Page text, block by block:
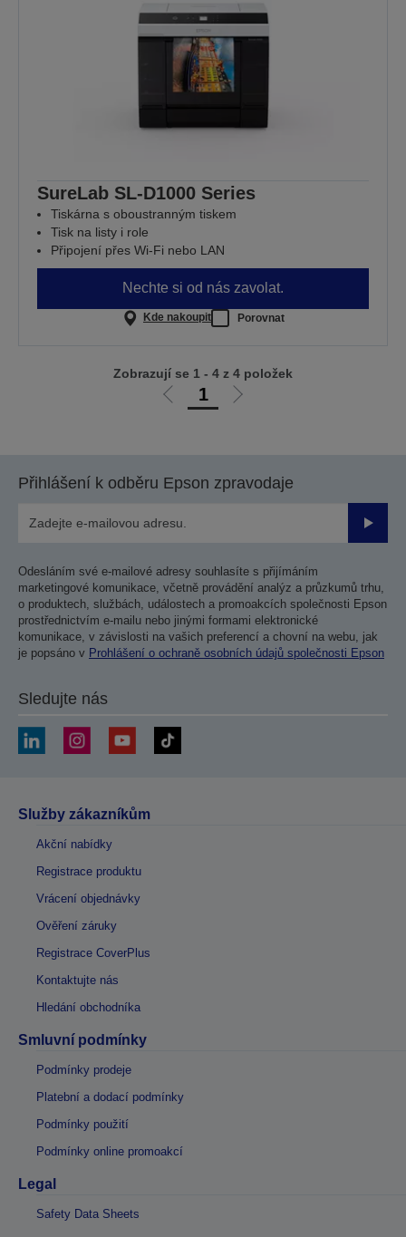
SureLab SL-D1000 Series
Tiskárna s oboustranným tiskem
Tisk na listy i role
Připojení přes Wi-Fi nebo LAN
Nechte si od nás zavolat.
Kde nakoupit Porovnat
Jít
1
Jít
Zobrazují se 1 - 4 z 4 položek
Přihlášení k odběru Epson zpravodaje
Odesláním své e-mailové adresy souhlasíte s přijímáním
marketingové komunikace, včetně provádění analýz a průzkumů trhu,
o produktech, službách, událostech a promoakcích společnosti Epson
prostřednictvím e-mailu nebo jinými formami elektronické
komunikace, v závislosti na vašich preferencí a chovní na webu, jak
je popsáno v Prohlášení o ochraně osobních údajů společnosti Epson
Sledujte nás
Služby zákazníkům
Akční nabídky
Registrace produktu
Vrácení objednávky
Ověření záruky
Registrace CoverPlus
Kontaktujte nás
Hledání obchodníka
Smluvní podmínky
Podmínky prodeje
Platební a dodací podmínky
Podmínky použití
Podmínky online promoakcí
Legal
Safety Data Sheets